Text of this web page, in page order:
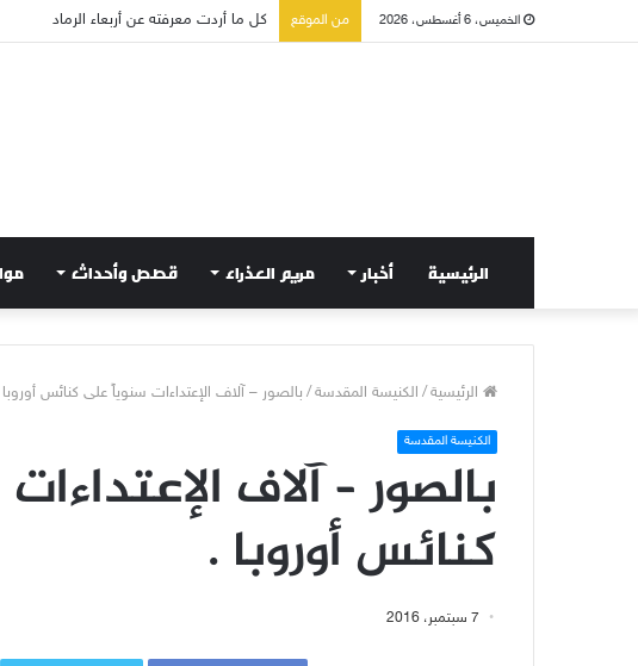
الخميس، 6 أغسطس، 2026 من الموقع صلاة إلى مريم سلطانة السلام لتهدئة
الرئيسية أخبار مريم العذراء قصص وأحداث
الرئيسية/ الكنيسة المقدسة/ بالصور – آلاف الإعتداءات سنوياً على كنائس
الكنيسة المقدسة
بالصور – آلاف
كنائس أوروبا .
7 سبتمبر، 2016